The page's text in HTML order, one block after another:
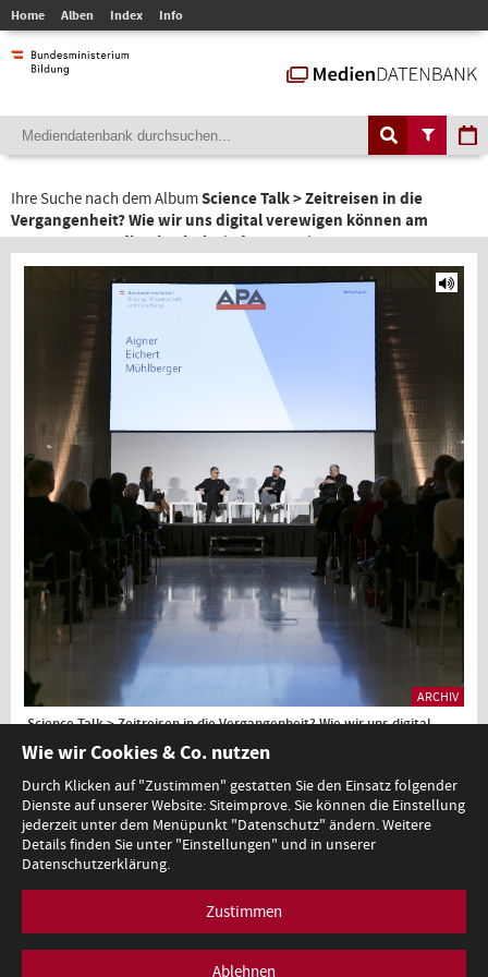
Home Alben Index Info
Ihre Suche nach dem AlbumScience Talk > Zeitreisen in die
Vergangenheit? Wie wir uns digital verewigen können am
21.11.2022, Audiomitschnittliefert 1 Ergebnis.
ARCHIV
Science Talk > Zeitreisen in die Vergangenheit? Wie wir uns digital
verewigen können am 21.11.2022, Audiomitschnitt
1
Datenschutz Barrierefreiheitserklärung
Wie wir Cookies & Co. nutzen
Durch Klicken auf "Zustimmen" gestatten Sie den Einsatz folgender
Dienste auf unserer Website: Siteimprove. Sie können die Einstellung
jederzeit unter dem Menüpunkt "Datenschutz" ändern. Weitere
Details finden Sie unter "Einstellungen" und in unserer
Datenschutzerklärung.
Zustimmen
Ablehnen